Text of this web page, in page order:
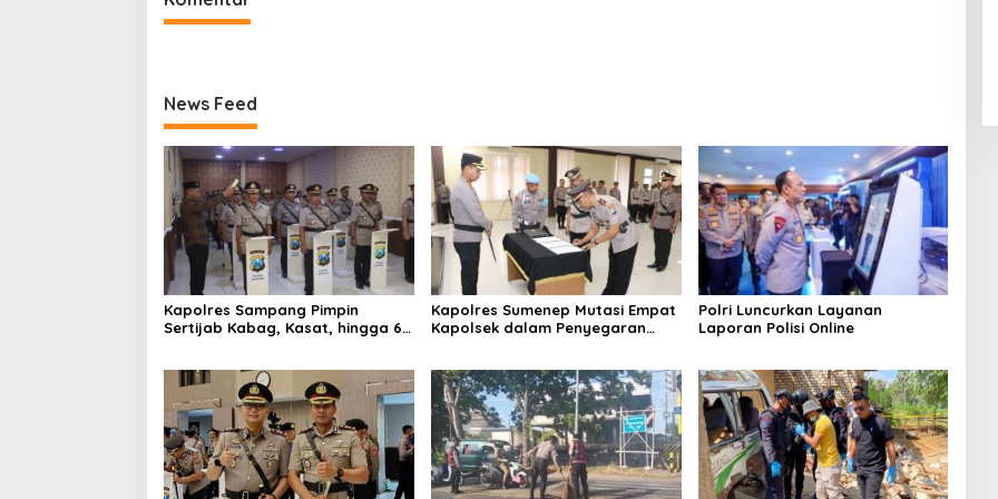
News Feed
Kapolres Sampang Pimpin
Sertijab Kabag, Kasat, hingga 6
Kapolres Sumenep Mutasi Empat
Kapolsek dalam Penyegaran
Polri Luncurkan Layanan
Laporan Polisi Online